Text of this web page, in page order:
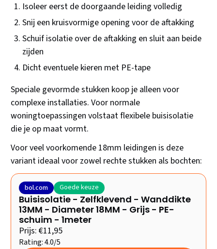
Isoleer eerst de doorgaande leiding volledig
Snij een kruisvormige opening voor de aftakking
Schuif isolatie over de aftakking en sluit aan beide
zijden
Dicht eventuele kieren met PE-tape
Speciale gevormde stukken koop je alleen voor
complexe installaties. Voor normale
woningtoepassingen volstaat flexibele buisisolatie
die je op maat vormt.
Voor veel voorkomende 18mm leidingen is deze
variant ideaal voor zowel rechte stukken als bochten:
bol.com Goede keuze
Buisisolatie - Zelfklevend - Wanddikte
13MM - Diameter 18MM - Grijs - PE-
schuim - 1meter
Prijs: €11,95
Rating: 4.0/5